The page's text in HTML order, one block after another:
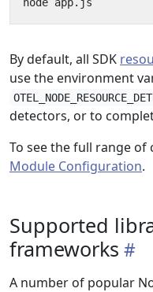
By default, all SDK
use the environment
detectors, or to
To see the full range
Module Configuration.
Supported
frameworks
A number of popular